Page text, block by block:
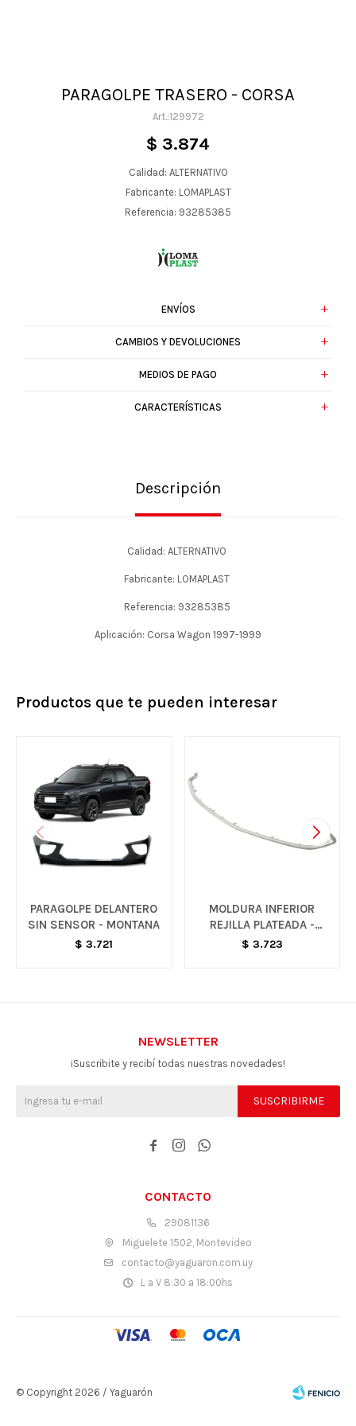
PARAGOLPE TRASERO - CORSA
129972
$ 3.874
Calidad: ALTERNATIVO
Fabricante: LOMAPLAST
Referencia: 93285385
ENVÍOS
CAMBIOS Y DEVOLUCIONES
MEDIOS DE PAGO
CARACTERÍSTICAS
Descripción
Calidad: ALTERNATIVO
Fabricante: LOMAPLAST
Referencia: 93285385
Aplicación: Corsa Wagon 1997-1999
Productos que te pueden interesar
PARAGOLPE DELANTERO
SIN SENSOR - MONTANA
$ 3.721
MOLDURA INFERIOR
REJILLA PLATEADA -
ONIX / PRISMA
$ 3.723
CONTACTO
29081136
Miguelete 1502, Montevideo
contacto@yaguaron.com.uy
L a V 8:30 a 18:00hs
NEWSLETTER
¡Suscribite y recibí todas nuestras novedades!
SUSCRIBIRME
  
© Copyright 2026 / Yaguarón